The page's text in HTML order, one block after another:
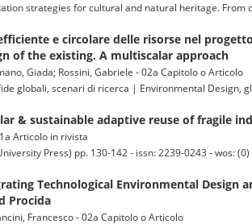
strategies for cultural and natural heritage. From
e circolare delle risorse nel
of the existing. A multiscalar approach
Giada; Rossini, Gabriele - 02a Capitolo o Articolo
globali, scenari di ricerca | Environmental Design,
& sustainable adaptive reuse of fragile
Articolo in rivista
Press) pp. 130-142 - issn: 2239-0243 - wos: (0)
Technological Environmental Design
Procida
Francesco - 02a Capitolo o Articolo